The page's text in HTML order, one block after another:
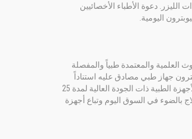
دعوة الأطباء الأخصائيين
اليومية.
الطبي والرائدة في السوق بهذا المجال المؤسسة منذ 25 سنة على البحوث العلمية والمعتمدة طبياً والمفصلة
جهاز طبي مصادق عليه استناداً
إلى براءة اختراع تقنية الضوء وتعتبر بيوبترون إيه جي شركة فرعية لسيبتر الدولية القائمة في سويسرا التي تنتج الأجهزة الطبية ذات الجودة العالية لمدة 25
بين أجهزة العلاج بالضوء في السوق اليوم وتباع أجهزة